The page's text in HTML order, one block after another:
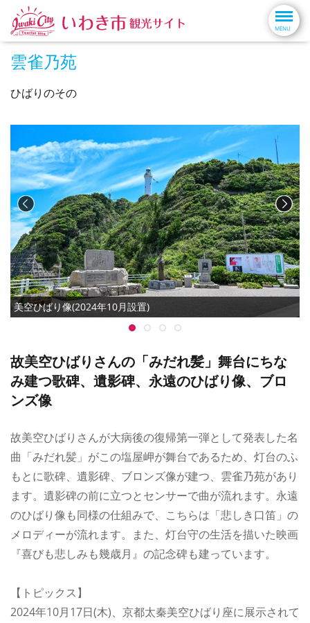
雲雀乃苑
ひばりのその
美空ひばり像(2024年10月設置)
故美空ひばりさんの「みだれ髪」舞台にちな
み建つ歌碑、遺影碑、永遠のひばり像、ブロ
ンズ像
故美空ひばりさんが大病後の復帰第一弾として発表した名
曲「みだれ髪」がこの塩屋岬が舞台であるため、灯台のふ
もとに歌碑、遺影碑、ブロンズ像が建つ、雲雀乃苑があり
ます。遺影碑の前に立つとセンサーで曲が流れます。永遠
のひばり像も同様の仕組みで、こちらは「悲しき口笛」の
メロディーが流れます。また、灯台守の生活を描いた映画
『喜びも悲しみも幾歳月』の記念碑も建っています。
【トピックス】
2024年10月17日(木)、京都太秦美空ひばり座に展示されて